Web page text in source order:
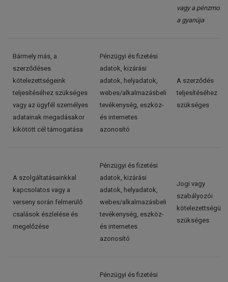
vagy a
a gyanúja
Bármely más, a
szerződéses
kötelezettségeink
teljesítéséhez szükséges
vagy az ügyfél személyes
adatainak megadásakor
kikötött cél támogatása
Pénzügyi és fizetési
adatok, kizárási
adatok, helyadatok,
webes/alkalmazásbeli
tevékenység, eszköz-
és internetes
azonosító
A szerződés
teljesítéséhez
szükséges
A szolgáltatásainkkal
kapcsolatos vagy a
verseny során felmerülő
csalások észlelése és
megelőzése
Pénzügyi és fizetési
adatok, kizárási
adatok, helyadatok,
webes/alkalmazásbeli
tevékenység, eszköz-
és internetes
azonosító
Jogi vagy
szabályozói
szükséges
Pénzügyi és fizetési